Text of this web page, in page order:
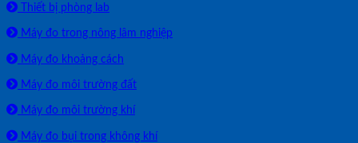
Thiết bị phòng lab
Máy đo trong nông lâm nghiệp
Máy đo khoảng cách
Máy đo môi trường đất
Máy đo môi trường khí
Máy đo bụi trong không khí